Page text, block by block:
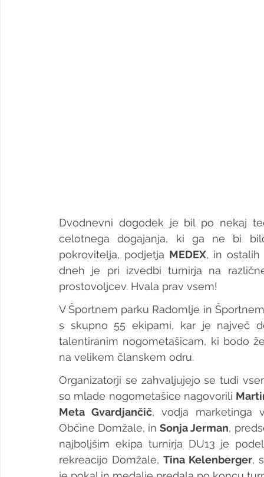
Dvodnevni dogodek je bil po nekaj
celotnega dogajanja, ki ga ne bi
pokrovitelja, podjetja MEDEX, in ostalih
dneh je pri izvedbi turnirja na
prostovoljcev. Hvala prav vsem!
V Športnem parku Radomlje in
s skupno 55 ekipami, kar je največ
talentiranim nogometašicam, ki bodo
na velikem članskem odru.
Organizatorji se zahvaljujejo se tudi
so mlade nogometašice nagovorili
Meta Gvardjančič, vodja marketinga
Občine Domžale, in Sonja Jerman,
najboljšim ekipa turnirja DU13 je
rekreacijo Domžale, Tina Kelenberger,